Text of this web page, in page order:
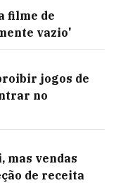
filme de
vazio'
jogos de
no
mas vendas
de receita